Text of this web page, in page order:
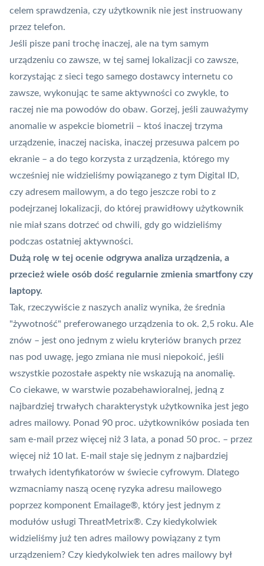
celem sprawdzenia, czy użytkownik nie jest instruowany
przez telefon.
Jeśli pisze pani trochę inaczej, ale na tym samym
urządzeniu co zawsze, w tej samej lokalizacji co zawsze,
korzystając z sieci tego samego dostawcy internetu co
zawsze, wykonując te same aktywności co zwykle, to
raczej nie ma powodów do obaw. Gorzej, jeśli zauważymy
anomalie w aspekcie biometrii – ktoś inaczej trzyma
urządzenie, inaczej naciska, inaczej przesuwa palcem po
ekranie – a do tego korzysta z urządzenia, którego my
wcześniej nie widzieliśmy powiązanego z tym Digital ID,
czy adresem mailowym, a do tego jeszcze robi to z
podejrzanej lokalizacji, do której prawidłowy użytkownik
nie miał szans dotrzeć od chwili, gdy go widzieliśmy
podczas ostatniej aktywności.
Dużą rolę w tej ocenie odgrywa analiza urządzenia, a
przecież wiele osób dość regularnie zmienia smartfony czy
laptopy.
Tak, rzeczywiście z naszych analiz wynika, że średnia
"żywotność" preferowanego urządzenia to ok. 2,5 roku. Ale
znów – jest ono jednym z wielu kryteriów branych przez
nas pod uwagę, jego zmiana nie musi niepokoić, jeśli
wszystkie pozostałe aspekty nie wskazują na anomalię.
Co ciekawe, w warstwie pozabehawioralnej, jedną z
najbardziej trwałych charakterystyk użytkownika jest jego
adres mailowy. Ponad 90 proc. użytkowników posiada ten
sam e-mail przez więcej niż 3 lata, a ponad 50 proc. – przez
więcej niż 10 lat. E-mail staje się jednym z najbardziej
trwałych identyfikatorów w świecie cyfrowym. Dlatego
wzmacniamy naszą ocenę ryzyka adresu mailowego
poprzez komponent Emailage®, który jest jednym z
modułów usługi ThreatMetrix®. Czy kiedykolwiek
widzieliśmy już ten adres mailowy powiązany z tym
urządzeniem? Czy kiedykolwiek ten adres mailowy był